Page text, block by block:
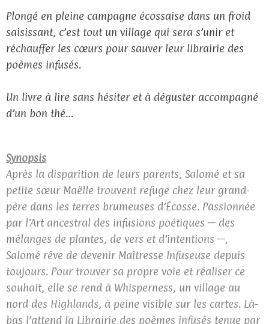
Plongé en pleine campagne écossaise dans un froid
saisissant, c’est tout un village qui sera s’unir et
réchauffer les cœurs pour sauver leur librairie des
poèmes infusés.
Un livre à lire sans hésiter et à déguster accompagné
d’un bon thé…
Synopsis
Après la disparition de leurs parents, Salomé et sa
petite sœur Maëlle trouvent refuge chez leur grand-
père dans les terres brumeuses d’Écosse. Passionnée
par l’Art ancestral des infusions poétiques — des
mélanges de plantes, de vers et d’intentions —,
Salomé rêve de devenir Maîtresse Infuseuse depuis
toujours. Pour trouver sa propre voie et réaliser ce
souhait, elle se rend à Whisperness, un village au
nord des Highlands, à peine visible sur les cartes. Là-
bas l’attend la Librairie des poèmes infusés tenue par